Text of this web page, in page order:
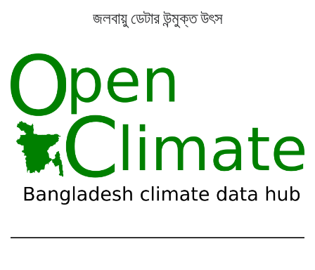
জলবায়ু ডেটার উন্মুক্ত উৎস